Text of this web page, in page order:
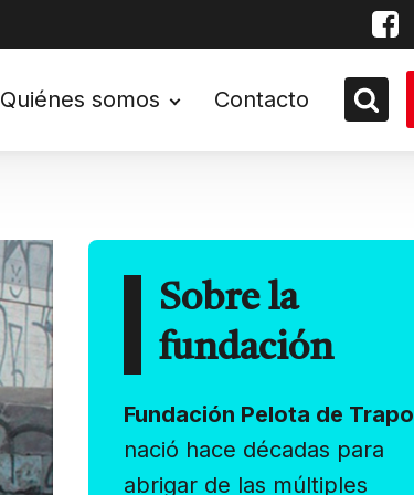
Quiénes somos Contacto
Sobre la
fundación
Fundación Pelota de Trapo
nació hace décadas para
abrigar de las múltiples